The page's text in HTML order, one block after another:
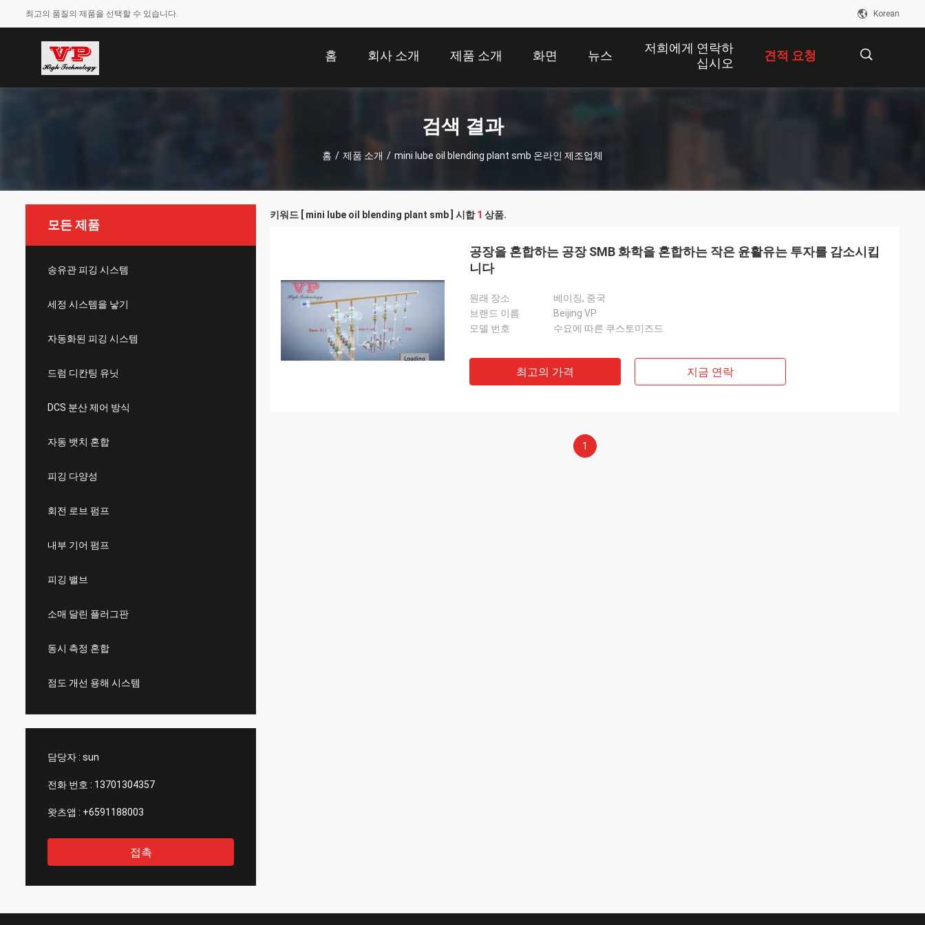
최고의 품질의 제품을 선택할 수 있습니다. Korean
홈 회사 소개 제품 소개 화면 뉴스
저희에게 연락하
십시오
견적 요청
검색 결과
홈 / 제품 소개 / mini lube oil blending plant smb 온라인 제조업체
모든 제품
송유관 피깅 시스템
세정 시스템을 낳기
자동화된 피깅 시스템
드럼 디칸팅 유닛
DCS 분산 제어 방식
자동 뱃치 혼합
피깅 다양성
회전 로브 펌프
내부 기어 펌프
피깅 밸브
소매 달린 플러그판
동시 측정 혼합
점도 개선 용해 시스템
담당자 : sun
전화 번호 : 13701304357
왓츠앱 : +6591188003
접촉
키워드 [ mini lube oil blending plant smb ] 시합1 상품.
공장을 혼합하는 공장 SMB 화학을 혼합하는 작은 윤활유는 투자를 감소시킵
니다
원래 장소
베이징, 중국
브랜드 이름
Beijing VP
모델 번호
수요에 따른 쿠스토미즈드
최고의 가격 지금 연락
1